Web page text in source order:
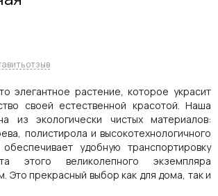
отзыв
элегантное растение, которое украсит
своей естественной красотой. Наша
из экологически чистых материалов:
полистирола и высокотехнологичного
удобную транспортировку
этого великолепного экземпляра
Это прекрасный выбор как для дома, так и